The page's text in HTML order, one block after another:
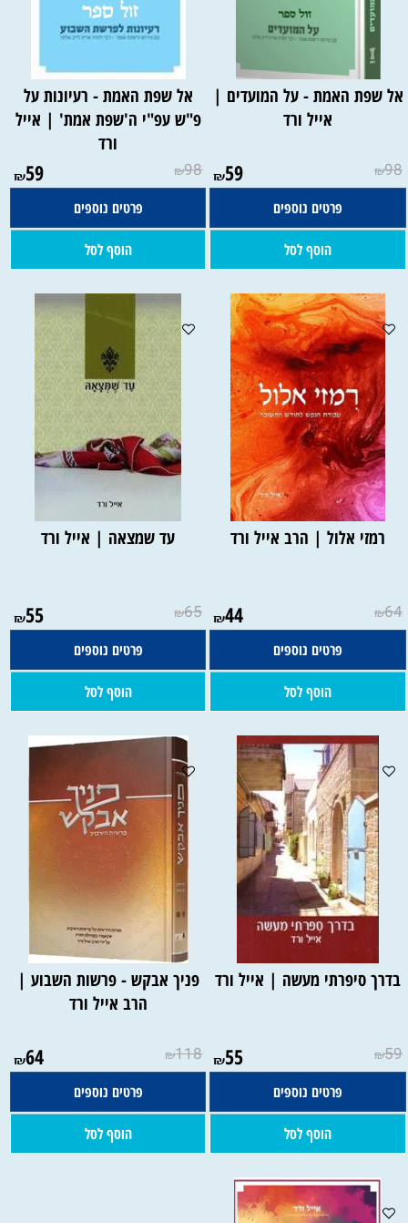
אל שפת האמת - על המועדים |
אייל ורד
₪98
₪59
פרטים נוספים
הוסף לסל
אל שפת האמת - רעיונות על
פ"ש עפ"י ה'שפת אמת' | אייל
ורד
₪98
₪59
פרטים נוספים
הוסף לסל
רמזי אלול | הרב אייל ורד
₪64
₪44
פרטים נוספים
הוסף לסל
עד שמצאה | אייל ורד
₪65
₪55
פרטים נוספים
הוסף לסל
בדרך סיפרתי מעשה | אייל ורד
₪59
₪55
פרטים נוספים
הוסף לסל
פניך אבקש - פרשות השבוע |
הרב אייל ורד
₪118
₪64
פרטים נוספים
הוסף לסל